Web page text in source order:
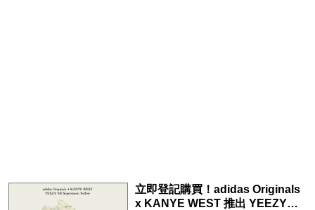
立即登記購買！adidas Originals
x KANYE WEST 推出 YEEZY